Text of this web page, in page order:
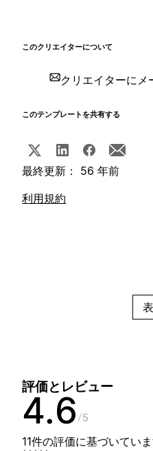
このクリエイターについて
クリエイターにメ
このテンプレートを共有する
最終更新： 56 年前
利用規約
評価とレビュー
4.6 5
11件の評価に基づいてい